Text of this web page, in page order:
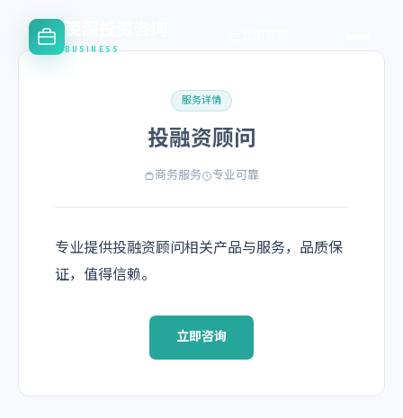
资深投资咨询
BUSINESS
服务详情
投融资顾问
商务服务 专业可靠
专业提供投融资顾问相关产品与服务，品质保
证，值得信赖。
立即咨询